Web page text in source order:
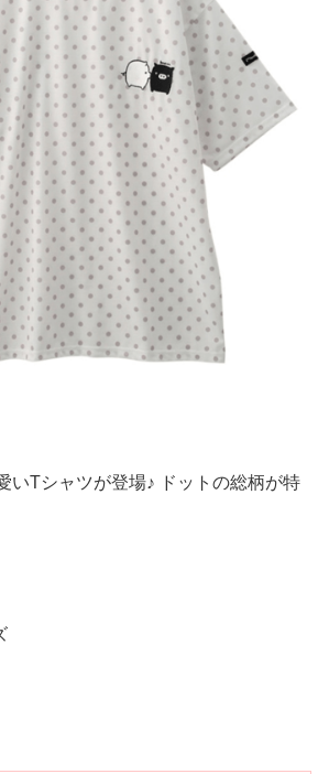
いTシャツが登場♪ ドットの総柄が特